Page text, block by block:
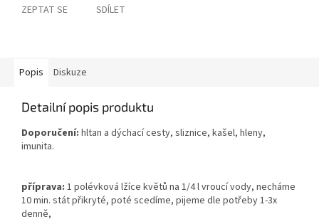
ZEPTAT SE SDÍLET
Popis Diskuze
Detailní popis produktu
Doporučení: hltan a dýchací cesty, sliznice, kašel, hleny,
imunita.
příprava: 1 polévková lžíce květů na 1/4 l vroucí vody, necháme
10 min. stát přikryté, poté scedíme, pijeme dle potřeby 1-3x
denně,